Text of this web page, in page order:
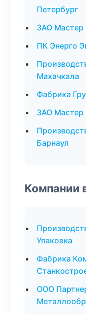
Петербург
ЗАО Мастер
ПК Энерго
Махачкала
Фабрика
ЗАО Мастер
Барнаул
Компании
Упаковка
Фабрика
ООО